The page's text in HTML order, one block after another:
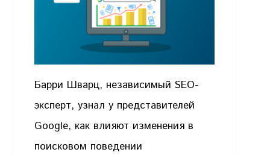
Барри Шварц, независимый SEO-
эксперт, узнал у представителей
Google, как влияют изменения в
поисковом поведении